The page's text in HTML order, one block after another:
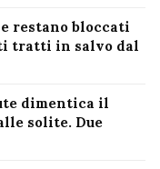
restano bloccati
tratti in salvo dal
dimentica il
solite. Due